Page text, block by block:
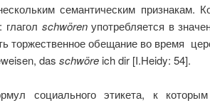
семантическим признакам.
schwörenупотребляется в
торжественное обещание во время
das schwöreich dir [I.Heidy: 54].
социального этикета, к которым